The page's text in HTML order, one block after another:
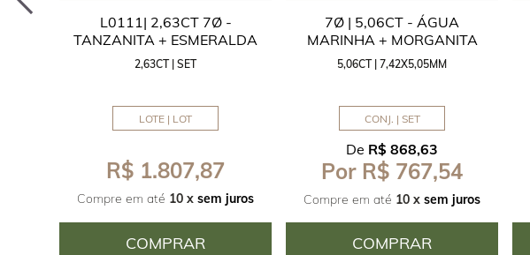
L0111| 2,63CT 7Ø -
TANZANITA + ESMERALDA
2,63CT | SET
LOTE | LOT
R$ 1.807,87
Compre em até 10 x sem juros
COMPRAR
7Ø | 5,06CT - ÁGUA
MARINHA + MORGANITA
5,06CT | 7,42X5,05MM
CONJ. | SET
De R$ 868,63
Por R$ 767,54
Compre em até 10 x sem juros
COMPRAR